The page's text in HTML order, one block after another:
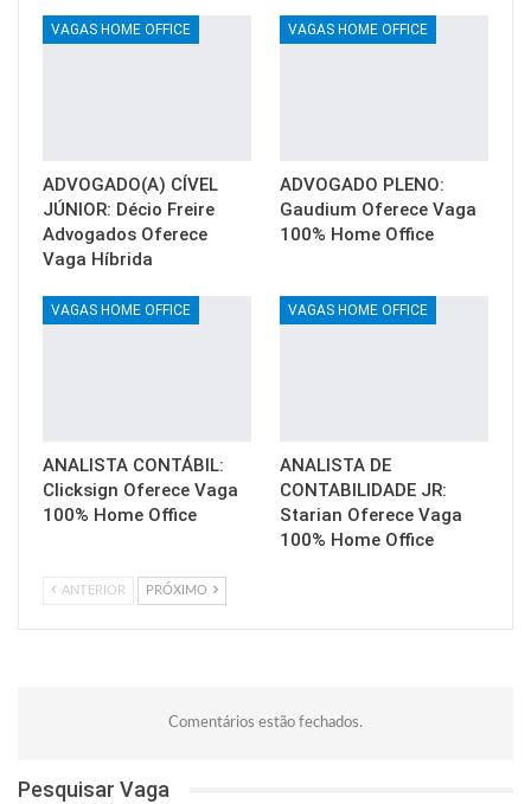
VAGAS HOME OFFICE
ADVOGADO(A) CÍVEL
JÚNIOR: Décio Freire
Advogados Oferece
Vaga Híbrida
VAGAS HOME OFFICE
ADVOGADO PLENO:
Gaudium Oferece Vaga
100% Home Office
VAGAS HOME OFFICE
ANALISTA CONTÁBIL:
Clicksign Oferece Vaga
100% Home Office
VAGAS HOME OFFICE
ANALISTA DE
CONTABILIDADE JR:
Starian Oferece Vaga
100% Home Office
ANTERIOR PRÓXIMO
Comentários estão fechados.
Pesquisar Vaga